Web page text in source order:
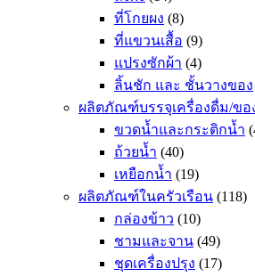
ที่โกยผง (8)
ที่แขวนเสื้อ (9)
แปรงซักผ้า (4)
ลิ้นชัก และ ชั้นวางของ
ผลิตภัณฑ์บรรจุเครื่องดื่ม/ขอ
ขวดน้ำและกระติกน้ำ
ถ้วยน้ำ (40)
เหยือกน้ำ (19)
ผลิตภัณฑ์ในครัวเรือน (118)
กล่องข้าว (10)
ชามและจาน (49)
ชุดเครื่องปรุง (17)